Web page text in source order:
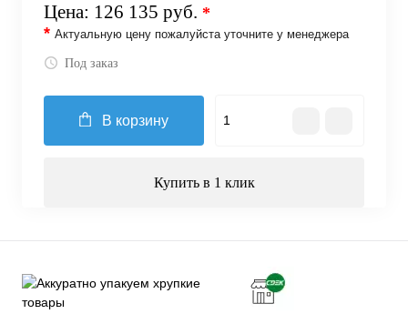
Цена: 126 135 руб. *
* Актуальную цену пожалуйста уточните у менеджера
Под заказ
В корзину
Купить в 1 клик